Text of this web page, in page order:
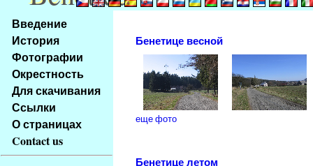
Na
obsah
stránky
Klávesové
zkratky
tomto
webu
základní
Введение
История
Фотографии
Окрестность
Для скачивания
Ссылки
О страницах
Contact us
Бенетице весной
еще фото
Бенетице летом